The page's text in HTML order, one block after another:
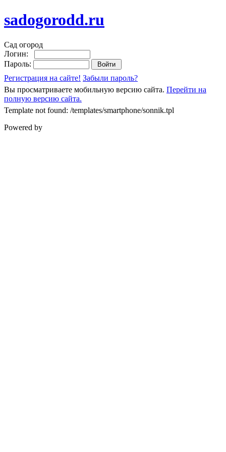
sadogorodd.ru
Сад огород
Логин:
Пароль:
Регистрация на сайте! Забыли пароль?
Вы просматриваете мобильную версию сайта. Перейти на
полную версию сайта.
Template not found: /templates/smartphone/sonnik.tpl
Powered by